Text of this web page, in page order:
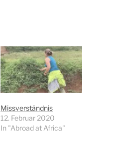
Missverständnis
12. Februar 2020
In "Abroad at Africa"